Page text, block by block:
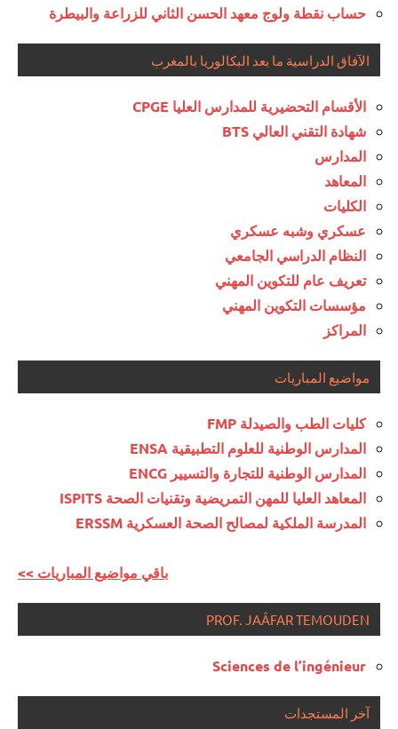
حساب نقطة ولوج معهد الحسن الثاني للزراعة والبيطرة
الآفاق الدراسية ما بعد البكالوريا بالمغرب
الأقسام التحضيرية للمدارس العليا CPGE
شهادة التقني العالي BTS
المدارس
المعاهد
الكليات
عسكري وشبه عسكري
النظام الدراسي الجامعي
تعريف عام للتكوين المهني
مؤسسات التكوين المهني
المراكز
مواضيع المباريات
كليات الطب والصيدلة FMP
المدارس الوطنية للعلوم التطبيقية ENSA
المدارس الوطنية للتجارة والتسيير ENCG
المعاهد العليا للمهن التمريضية وتقنيات الصحة ISPITS
المدرسة الملكية لمصالح الصحة العسكرية ERSSM
<< باقي مواضيع المباريات
PROF. JAÂFAR TEMOUDEN
Sciences de l’ingénieur
آخر المستجدات